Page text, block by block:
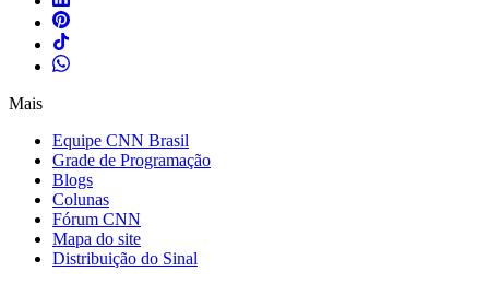
Mais
Equipe CNN Brasil
Grade de Programação
Blogs
Colunas
Fórum CNN
Mapa do site
Distribuição do Sinal